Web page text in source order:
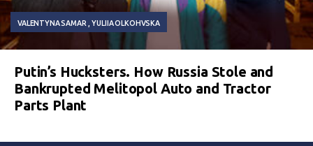
VALENTYNA SAMAR YULIIA OLKOHVSKA
Putin’s Hucksters. How Russia Stole and
Bankrupted Melitopol Auto and Tractor
Parts Plant